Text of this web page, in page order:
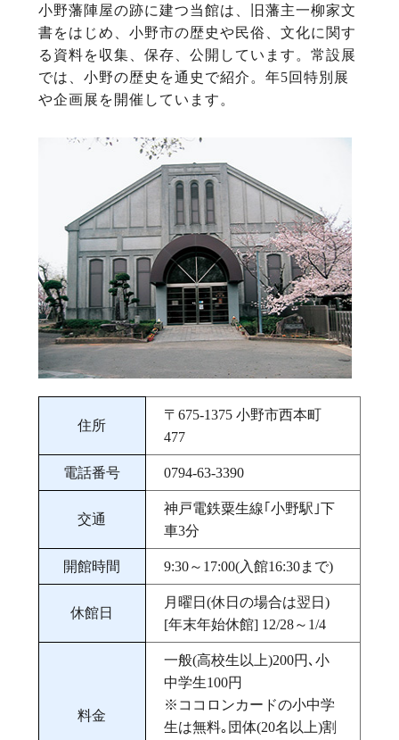
小野藩陣屋の跡に建つ当館は、旧藩主一柳家文
書をはじめ、小野市の歴史や民俗、文化に関す
る資料を収集、保存、公開しています。常設展
では、小野の歴史を通史で紹介。年5回特別展
や企画展を開催しています。
住所
〒675‐1375 小野市西本町
477
電話番号 0794-63-3390
交通
神戸電鉄粟生線｢小野駅｣下
車3分
開館時間 9:30～17:00(入館16:30まで)
休館日
月曜日(休日の場合は翌日)
[年末年始休館] 12/28～1/4
料金
一般(高校生以上)200円､小
中学生100円
※ココロンカードの小中学
生は無料｡団体(20名以上)割